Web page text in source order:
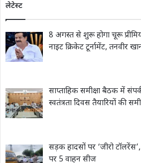
लेटेस्ट
8 अगस्त से शुरू होगा चूरू
नाइट क्रिकेट टूर्नामेंट, तनवीर
साप्ताहिक समीक्षा बैठक में
स्वतंत्रता दिवस तैयारियों की
सड़क हादसों पर ‘जीरो
पर 5 वाहन सीज